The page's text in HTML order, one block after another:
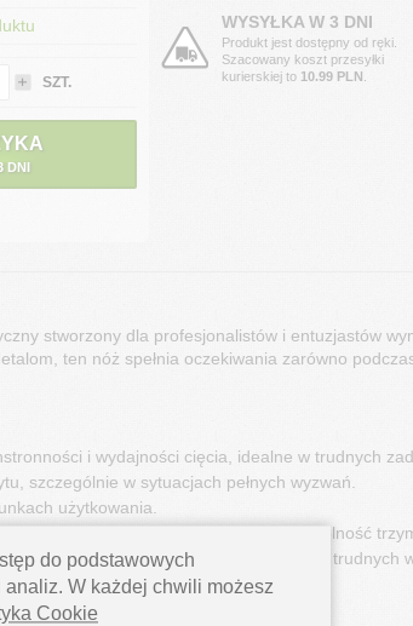
SZT.
WYSYŁKA 3 DNI
WYSYŁKA W 3 DNI
Produkt jest dostępny od ręki.
Szacowany koszt przesyłki
kurierskiej to 10.99 PLN
stworzony dla profesjonalistów i entuzjastów
ten nóż spełnia oczekiwania zarówno
i wydajności cięcia, idealne w trudnych
szczególnie w sytuacjach pełnych wyzwań.
użytkowania.
trwałość ostrza oraz wyjątkową zdolność
i pewna w dłoni, nawet w deszczu lub trudnych
do podstawowych
W każdej chwili możesz
Cookie